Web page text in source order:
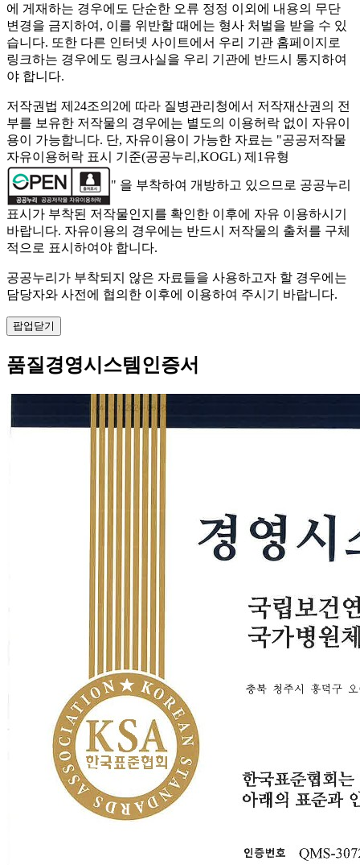
에 게재하는 경우에도 단순한 오류 정정 이외에 내용의 무단
변경을 금지하여, 이를 위반할 때에는 형사 처벌을 받을 수 있
습니다. 또한 다른 인터넷 사이트에서 우리 기관 홈페이지로
링크하는 경우에도 링크사실을 우리 기관에 반드시 통지하여
야 합니다.
저작권법 제24조의2에 따라 질병관리청에서 저작재산권의 전
부를 보유한 저작물의 경우에는 별도의 이용허락 없이 자유이
용이 가능합니다. 단, 자유이용이 가능한 자료는 "공공저작물
자유이용허락 표시 기준(공공누리,KOGL) 제1유형
" 을 부착하여 개방하고 있으므로 공공누리
표시가 부착된 저작물인지를 확인한 이후에 자유 이용하시기
바랍니다. 자유이용의 경우에는 반드시 저작물의 출처를 구체
적으로 표시하여야 합니다.
공공누리가 부착되지 않은 자료들을 사용하고자 할 경우에는
담당자와 사전에 협의한 이후에 이용하여 주시기 바랍니다.
팝업닫기
품질경영시스템인증서